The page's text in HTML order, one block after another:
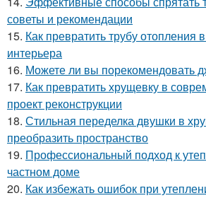
советы и рекомендации
15. Как превратить трубу отопления
интерьера
16. Можете ли вы порекомендовать
17. Как превратить хрущевку в
проект реконструкции
18. Стильная переделка двушки в
преобразить пространство
19. Профессиональный подход к
частном доме
20. Как избежать ошибок при